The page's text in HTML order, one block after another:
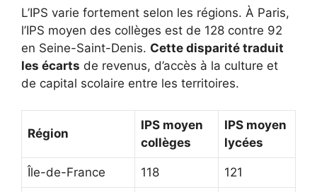
L’IPS varie fortement selon les régions. À Paris,
l’IPS moyen des collèges est de 128 contre 92
en Seine-Saint-Denis. Cette disparité traduit
les écarts de revenus, d’accès à la culture et
de capital scolaire entre les territoires.
Région
IPS moyen
collèges
IPS moyen
lycées
Île-de-France 118 121